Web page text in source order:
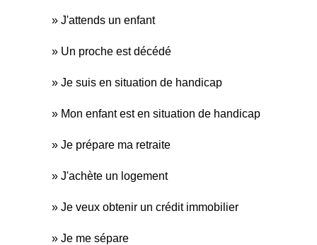
J'attends un enfant
Un proche est décédé
Je suis en situation de handicap
Mon enfant est en situation de handicap
Je prépare ma retraite
J'achète un logement
Je veux obtenir un crédit immobilier
Je me sépare